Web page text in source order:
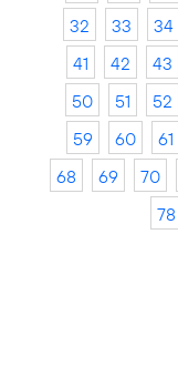
32
33 34
41
42 43
50
51 52
59
60 61
68
69 70
78